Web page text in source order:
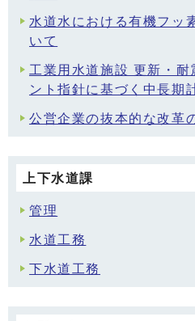
水道水における有機フッ
いて
工業用水道施設 更新・耐
ント指針に基づく中長期
公営企業の抜本的な改革
上下水道課
管理
水道工務
下水道工務